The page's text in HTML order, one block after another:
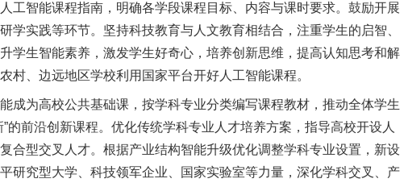
工智能课程指南，明确各学段课程目标、内容与课时要求。鼓励开展
学实践等环节。坚持科技教育与人文教育相结合，注重学生的启智、
学生智能素养，激发学生好奇心，培养创新思维，提高认知思考和解
村、边远地区学校利用国家平台开好人工智能课程。
为高校公共基础课，按学科专业分类编写课程教材，推动全体学生
前沿创新课程。优化传统学科专业人才培养方案，指导高校开设人
合型交叉人才。根据产业结构智能升级优化调整学科专业设置，新设
研究型大学、科技领军企业、国家实验室等力量，深化学科交叉、产